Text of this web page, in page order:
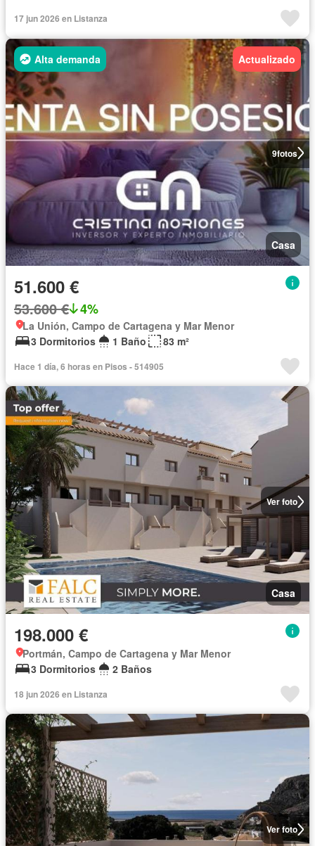
17 jun 2026 en Listanza
9fotos
Alta demanda Actualizado
Casa
51.600 €
53.600 € 4%
La Unión, Campo de Cartagena y Mar Menor
3 Dormitorios
1 Baño 83 m²
Hace 1 día, 6 horas en Pisos - 514905
Ver foto
Casa
198.000 €
Portmán, Campo de Cartagena y Mar Menor
3 Dormitorios
2 Baños
18 jun 2026 en Listanza
Ver foto